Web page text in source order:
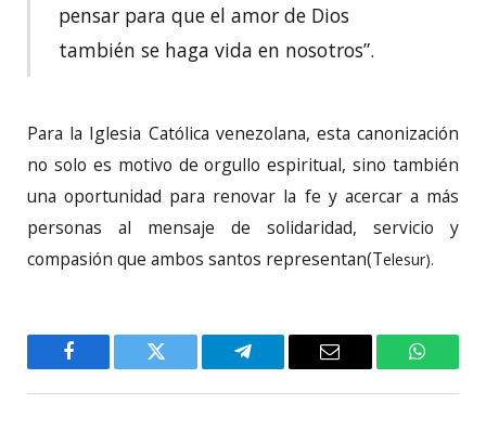
pensar para que el amor de Dios
también se haga vida en nosotros”.
Para la Iglesia Católica venezolana, esta canonización
no solo es motivo de orgullo espiritual, sino también
una oportunidad para renovar la fe y acercar a más
personas al mensaje de solidaridad, servicio y
compasión que ambos santos representan(Telesur).
Facebook Twitter Telegram Email